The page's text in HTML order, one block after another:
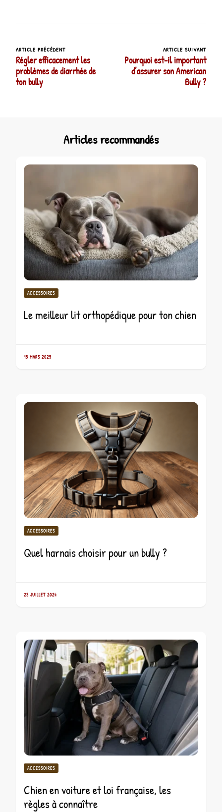
Navigation
d’article
ARTICLE PRÉCÉDENT
Régler efficacement les
problèmes de diarrhée de
ton bully
ARTICLE SUIVANT
Pourquoi est-il important
d’assurer son American
Bully ?
Articles recommandés
ACCESSOIRES
Le meilleur lit orthopédique pour ton chien
15 MARS 2025
ACCESSOIRES
Quel harnais choisir pour un bully ?
23 JUILLET 2024
ACCESSOIRES
Chien en voiture et loi française, les
règles à connaître